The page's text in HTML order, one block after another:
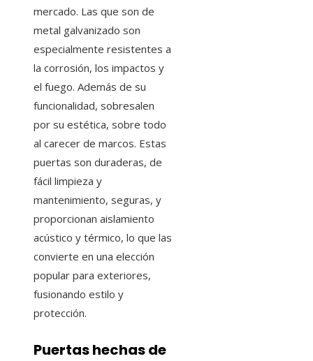
mercado. Las que son de
metal galvanizado son
especialmente resistentes a
la corrosión, los impactos y
el fuego. Además de su
funcionalidad, sobresalen
por su estética, sobre todo
al carecer de marcos. Estas
puertas son duraderas, de
fácil limpieza y
mantenimiento, seguras, y
proporcionan aislamiento
acústico y térmico, lo que las
convierte en una elección
popular para exteriores,
fusionando estilo y
protección.
Puertas hechas de